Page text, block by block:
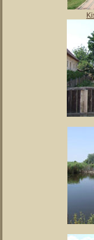
Magyar Nemzeti